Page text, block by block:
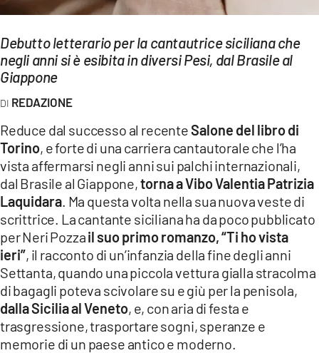
LAC TV
LAC NETWORK
LAC ONAIR
Network
LACPLAY.IT
LACTV.IT
LACONAIR.IT
LACITYMAG.IT
ILREGGINO.IT
COSENZACHANNEL.IT
ILVIBONESE.IT
Debutto letterario per la cantautrice siciliana che
negli anni si è esibita in diversi Pesi, dal Brasile al
Giappone
REDAZIONE
Reduce dal successo al recenteSalone del libro di
Torino, e forte di una carriera cantautorale che l’ha
vista affermarsi negli anni sui palchi internazionali,
dal Brasile al Giappone,torna a Vibo Valentia Patrizia
Laquidara . Ma questa volta nella sua nuova veste di
scrittrice. La cantante siciliana ha da poco pubblicato
per Neri Pozzail suo primo romanzo, “Ti ho vista
ieri”, il racconto di un’infanzia della fine degli anni
Settanta, quando una piccola vettura gialla stracolma
di bagagli poteva scivolare su e giù per la penisola,
dalla Sicilia al Veneto, e, con aria di festa e
trasgressione, trasportare sogni, speranze e
memorie di un paese antico e moderno.